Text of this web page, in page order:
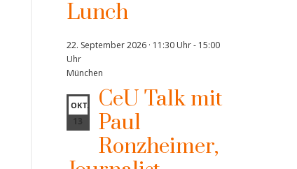
Lunch
22. September 2026 · 11:30 Uhr- 15:00
Uhr
München
OKT.
13
CeU Talk mit
Paul
Ronzheimer,